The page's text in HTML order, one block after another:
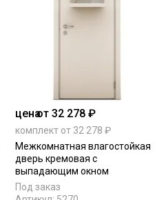
ценаот 32 278 ₽
комплект от 32 278 ₽
Межкомнатная влагостойкая
дверь кремовая с
выпадающим окном
Под заказ